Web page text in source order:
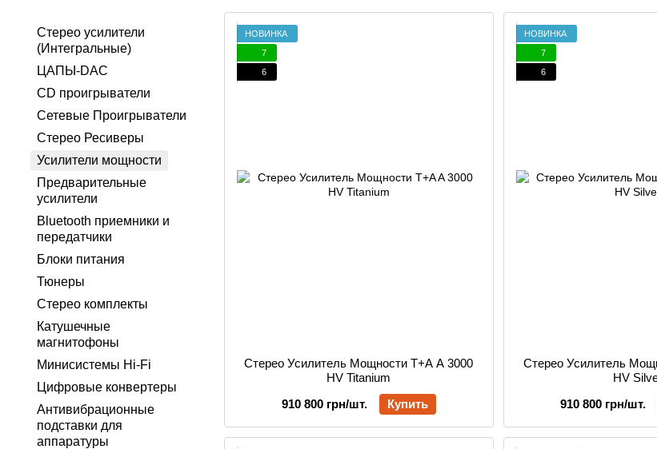
НОВИНКА
7
6
Стерео Усилитель Мощности T+A A 3000
HV Titanium
910 800 грн/шт.
Купить
НОВИНКА
7
6
Стерео Усилитель
HV
910 800 грн/шт.
Стерео усилители
(Интегральные)
ЦАПЫ-DAC
CD проигрыватели
Сетевые Проигрыватели
Стерео Ресиверы
Усилители мощности
Предварительные
усилители
Bluetooth приемники и
передатчики
Блоки питания
Тюнеры
Стерео комплекты
Катушечные
магнитофоны
Минисистемы Hi-Fi
Цифровые конвертеры
Антивибрационные
подставки для
аппаратуры